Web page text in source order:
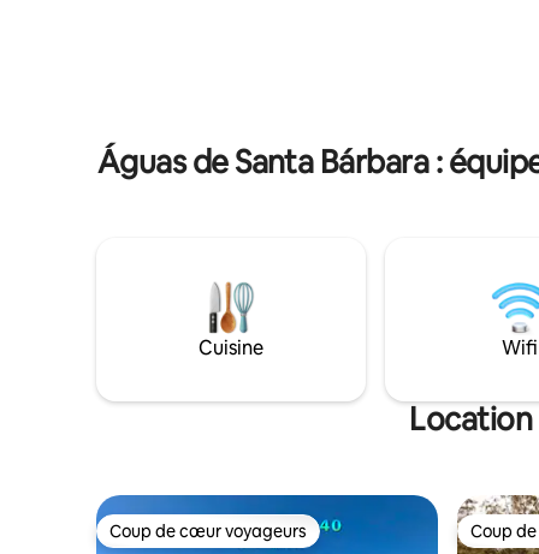
Águas de Santa Bárbara :
Cuisine Wifi
Location
Coup de cœur voyageurs
Coup de cœur voyageurs Coup
Coup